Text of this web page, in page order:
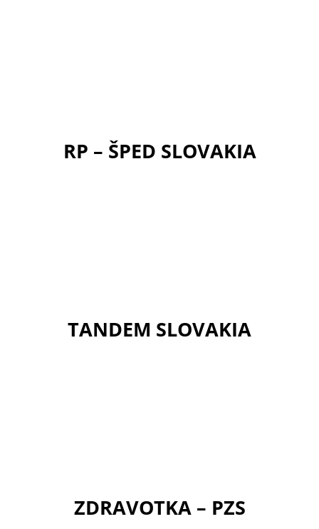
RP – ŠPED SLOVAKIA
TANDEM SLOVAKIA
ZDRAVOTKA – PZS